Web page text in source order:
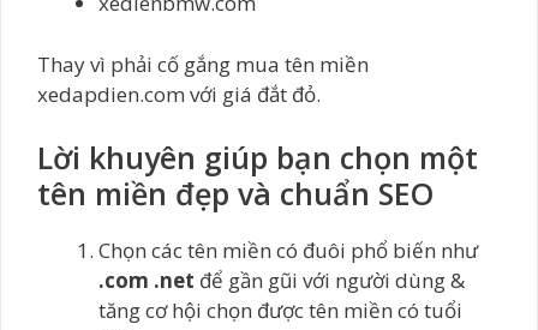
Thay vì phải cố gắng mua tên miền
xedapdien.com với giá đắt đỏ.
Lời khuyên giúp bạn chọn một
tên miền đẹp và chuẩn SEO
Chọn các tên miền có đuôi phổ biến như
.com .net để gần gũi với người dùng &
tăng cơ hội chọn được tên miền có tuổi